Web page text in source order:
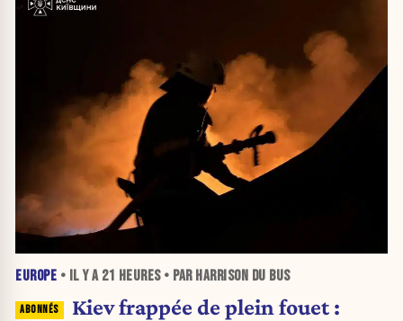
EUROPE • IL Y A 21 HEURES• PAR HARRISON DU BUS
Kiev frappée de plein fouet :